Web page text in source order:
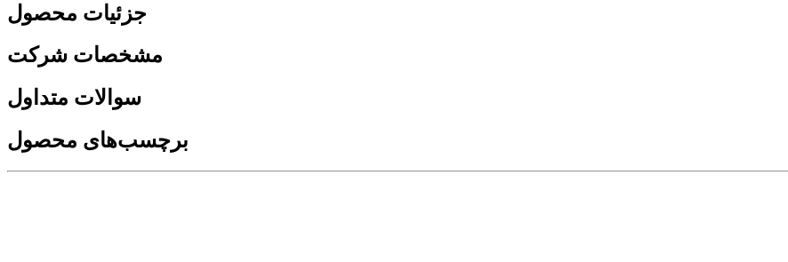
جزئیات محصول
مشخصات شرکت
سوالات متداول
برچسب‌های محصول